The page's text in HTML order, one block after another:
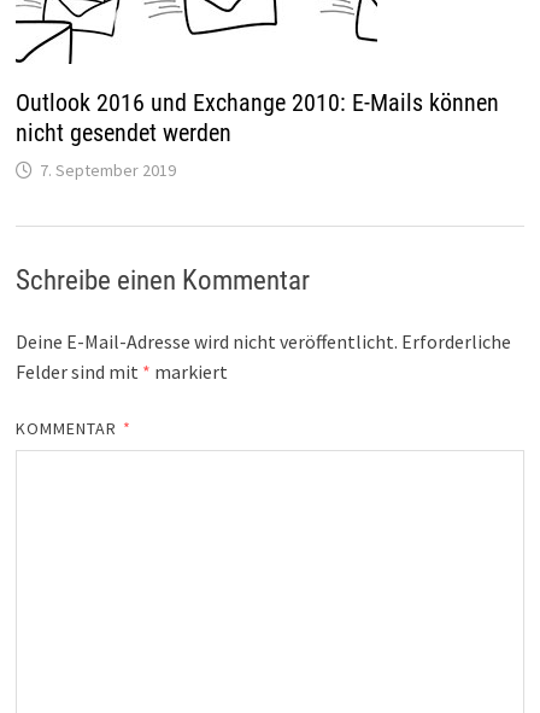
Outlook 2016 und Exchange 2010: E-Mails können
nicht gesendet werden
7. September 2019
Schreibe einen Kommentar
Deine E-Mail-Adresse wird nicht veröffentlicht. Erforderliche
Felder sind mit * markiert
KOMMENTAR *